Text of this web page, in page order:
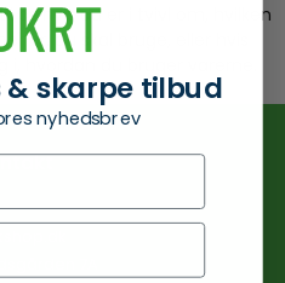
os hvis du er i tvivl om, hvilken
du skal bruge, eller hvis
hvordan du bruger varerne.
& skarpe tilbud
nyhedsbrev